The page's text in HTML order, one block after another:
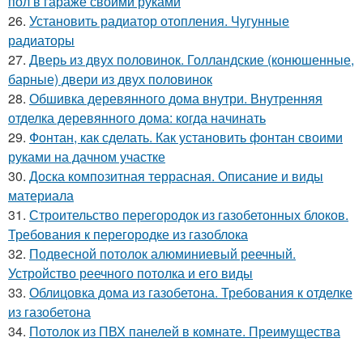
26. Установить радиатор отопления. Чугунные
радиаторы
27. Дверь из двух половинок. Голландские (конюшенные,
барные) двери из двух половинок
28. Обшивка деревянного дома внутри. Внутренняя
отделка деревянного дома: когда начинать
29. Фонтан, как сделать. Как установить фонтан своими
руками на дачном участке
30. Доска композитная террасная. Описание и виды
материала
31. Строительство перегородок из газобетонных блоков.
Требования к перегородке из газоблока
32. Подвесной потолок алюминиевый реечный.
Устройство реечного потолка и его виды
33. Облицовка дома из газобетона. Требования к отделке
из газобетона
34. Потолок из ПВХ панелей в комнате. Преимущества